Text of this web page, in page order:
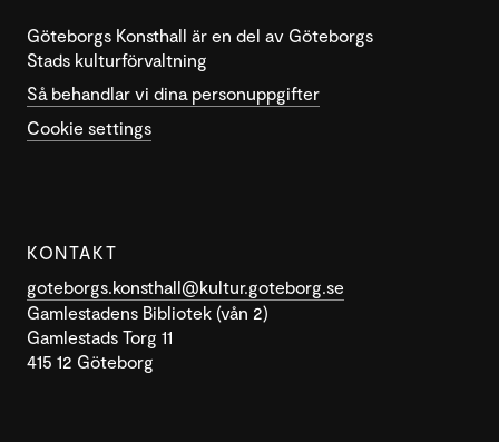
Göteborgs Konsthall är en del av Göteborgs
Stads kulturförvaltning
Så behandlar vi dina personuppgifter
Cookie settings
KONTAKT
goteborgs.konsthall@kultur.goteborg.se
Gamlestadens Bibliotek (vån 2)
Gamlestads Torg 11
415 12 Göteborg